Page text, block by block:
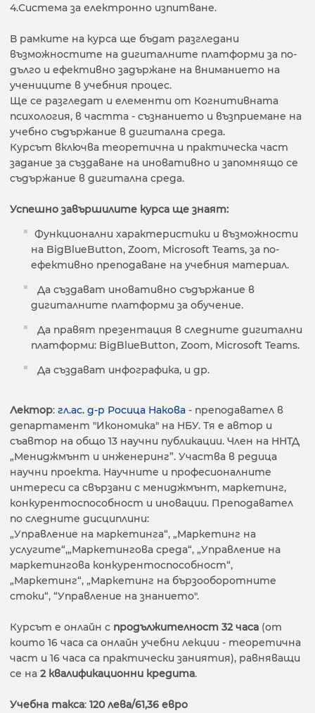
4️.Система за електронно изпитване.
В рамките на курса ще бъдат разгледани
възможностите на дигиталните платформи за по-
дълго и ефективно задържане на вниманието на
учениците в учебния процес.
Ще се разгледат и елементи от Когнитивната
психология, в частта - съзнанието и възприемане на
учебно съдържание в дигитална среда.
Курсът включва теоретична и практическа част
задание за създаване на иновативно и запомнящо се
съдържание в дигитална среда.
Успешно завършилите курса ще знаят:
Функционални характеристики и възможности
на BigBlueButton, Zoom, Microsoft Teams, за по-
ефективно преподаване на учебния материал.
Да създават иновативно съдържание в
дигиталните платформи за обучение.
Да правят презентация в следните дигитални
платформи: BigBlueButton, Zoom, Microsoft Teams.
Да създават инфографика, и др.
Лектор: гл.ас. д-р Росица Накова - преподавател в
департамент "Икономика" на НБУ. Тя е автор и
съавтор на общо 13 научни публикации. Член на ННТД
„Мениджмънт и инженеринг”. Участва в редица
научни проекта. Научните и професионалните
интереси са свързани с мениджмънт, маркетинг,
конкурентоспособност и иновации. Преподавател
по следните дисциплини:
„Управление на маркетинга“, „Маркетинг на
услугите“,„Маркетингова среда“, „Управление на
маркетингова конкурентоспособност“,
„Маркетинг“, „Маркетинг на бързооборотните
стоки“, “Управление на знанието".
Курсът е онлайн с продължителност 32 часа (от
които 16 часа са онлайн учебни лекции - теоретична
част и 16 часа са практически заниятия), равняващи
се на 2 квалификационни кредита.
Учебна такса: 120 лева/61,36 евро